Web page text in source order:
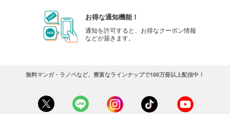
お得な通知機能！
通知を許可すると、お得なクーポン情報
などが届きます。
無料マンガ・ラノベなど、豊富なラインナップで188万冊以上配信中！